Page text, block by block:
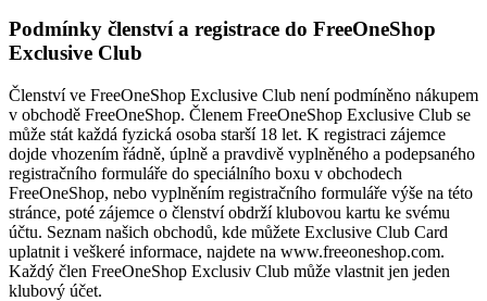
Podmínky členství a registrace do FreeOneShop
Exclusive Club
Členství ve FreeOneShop Exclusive Club není podmíněno nákupem
v obchodě FreeOneShop. Členem FreeOneShop Exclusive Club se
může stát každá fyzická osoba starší 18 let. K registraci zájemce
dojde vhozením řádně, úplně a pravdivě vyplněného a podepsaného
registračního formuláře do speciálního boxu v obchodech
FreeOneShop, nebo vyplněním registračního formuláře výše na této
stránce, poté zájemce o členství obdrží klubovou kartu ke svému
účtu. Seznam našich obchodů, kde můžete Exclusive Club Card
uplatnit i veškeré informace, najdete na www.freeoneshop.com.
Každý člen FreeOneShop Exclusiv Club může vlastnit jen jeden
klubový účet.